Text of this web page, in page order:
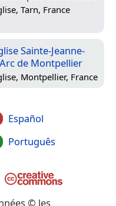
Tarn, France
Sainte-Jeanne-
de Montpellier
Montpellier, France
Español
Português
© les